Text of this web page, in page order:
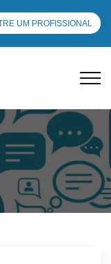
UM PROFISSIONAL